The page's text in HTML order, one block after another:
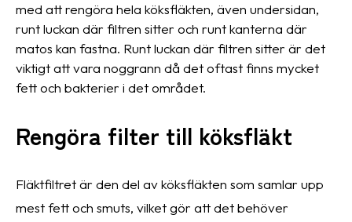
med att rengöra hela köksfläkten, även undersidan,
runt luckan där filtren sitter och runt kanterna där
matos kan fastna. Runt luckan där filtren sitter är det
viktigt att vara noggrann då det oftast finns mycket
fett och bakterier i det området.
Rengöra filter till köksfläkt
Fläktfiltret är den del av köksfläkten som samlar upp
mest fett och smuts, vilket gör att det behöver